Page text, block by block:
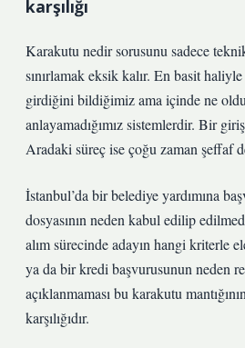
karşılığı
Karakutu nedir sorusunu sadece
sınırlamak eksik kalır. En basit
girdiğini bildiğimiz ama içinde ne
anlayamadığımız sistemlerdir. Bir
Aradaki süreç ise çoğu zaman şeffaf
İstanbul’da bir belediye yardımına
dosyasının neden kabul edilip
alım sürecinde adayın hangi kriterle
ya da bir kredi başvurusunun neden
açıklanmaması bu karakutu
karşılığıdır.